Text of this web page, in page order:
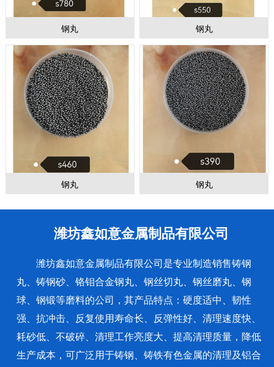
钢丸 钢丸
钢丸 钢丸
潍坊鑫如意金属制品有限公司
潍坊鑫如意金属制品有限公司是专业制造销售铸钢
丸、铸钢砂、铬钼合金钢丸、钢丝切丸、钢丝磨丸、钢
球、钢锻等磨料的公司，其产品特点：硬度适中、韧性
强、抗冲击、反复使用寿命长、反弹性好、清理速度快、
耗砂低、不破碎、清理工作亮度大、提高清理质量，降低
生产成本，可广泛用于铸钢、铸铁有色金属的清理及铝合